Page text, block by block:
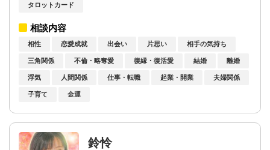
タロットカード
相談内容
相性 恋愛成就 出会い 片思い 相手の気持ち
三角関係 不倫・略奪愛 復縁・復活愛 結婚 離婚
浮気 人間関係 仕事・転職 起業・開業 夫婦関係
子育て 金運
鈴怜